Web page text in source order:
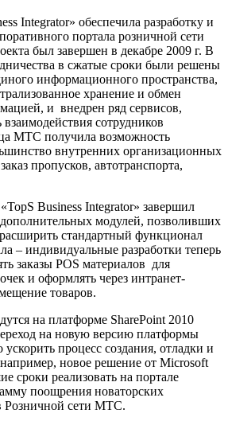
Integrator» обеспечила разработку и
портала розничной сети
был завершен в декабре 2009 г. В
в сжатые сроки были решены
информационного пространства,
хранение и обмен
и внедрен ряд сервисов,
сотрудников
МТС получила возможность
внутренних организационных
пропусков, автотранспорта,
Business Integrator» завершил
модулей, позволивших
стандартный функционал
– индивидуальные разработки теперь
заказы POS материалов для
и оформлять через интранет-
товаров.
на платформе SharePoint 2010
на новую версию платформы
процесс создания, отладки и
новое решение от Microsoft
сроки реализовать на портале
поощрения новаторских
Розничной сети МТС.